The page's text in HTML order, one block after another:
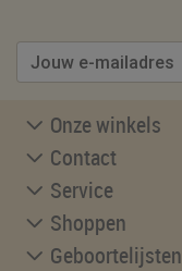
Onze winkels
Contact
Service
Shoppen
Geboortelijsten